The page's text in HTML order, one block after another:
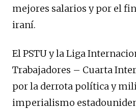
mejores salarios y por el
iraní.
El PSTU y la Liga
Trabajadores – Cuarta
por la derrota política y
imperialismo